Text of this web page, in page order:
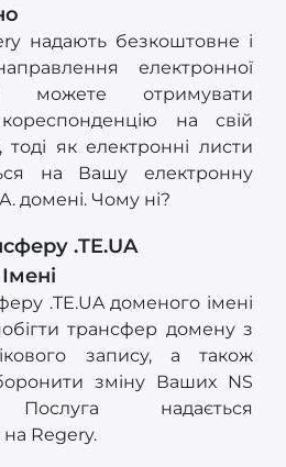
надають безкоштовне і
електронної
отримувати
на свій
як електронні листи
на Вашу електронну
домені. Чому ні?
.TE.UA
.TE.UA доменого імені
трансфер домену з
запису, а також
зміну Ваших NS
Послуга надається
Regery.